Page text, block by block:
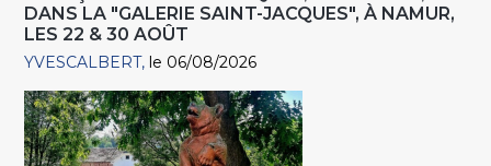
DANS LA "GALERIE SAINT-JACQUES", À NAMUR,
LES 22 & 30 AOÛT
YVESCALBERT le 06/08/2026